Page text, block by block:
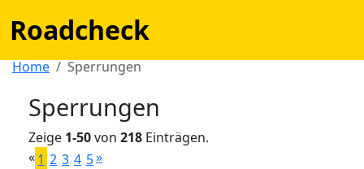
Roadcheck
Home Sperrungen
Sperrungen
Zeige 1-50von 218 Einträgen.
«1 2 3 4 5»